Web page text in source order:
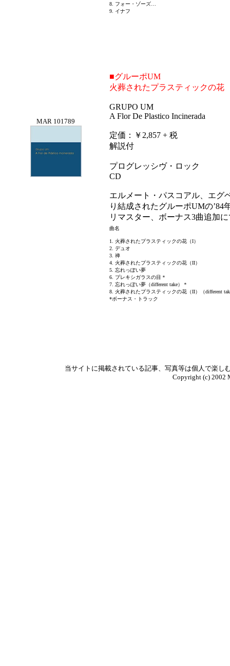
8. フォー・ゾーズ…
9. イナフ
MAR 101789
■グルーポUM
火葬されたプラスティックの花
GRUPO UM
A Flor De Plastico Incinerada
定価：￥2,857 + 税
解説付
プログレッシヴ・ロック
CD
エルメート・パスコアル、エグ
り結成されたグルーポUMの
リマスター、ボーナス3曲追加
曲名
1. 火葬されたプラスティックの花（I）
2. デュオ
3. 禅
4. 火葬されたプラスティックの花（II）
5. 忘れっぽい夢
6. プレキシガラスの目＊
7. 忘れっぽい夢（different take）＊
8. 火葬されたプラスティックの花（II）（different
*ボーナス・トラック
当サイトに掲載されている記事、写真等は個人で楽
Copyright (c) 2002